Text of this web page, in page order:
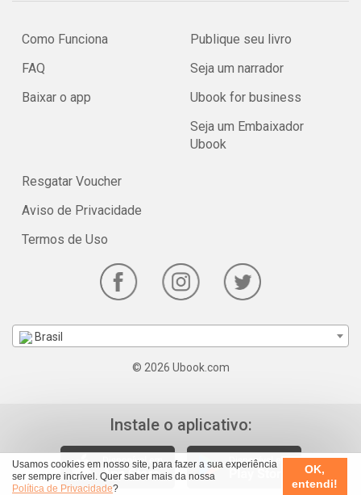
Usamos cookies em nosso site, para fazer a sua experiência
ser sempre incrível. Quer saber mais da nossa
Política de Privacidade?
OK,
entendi!
Como Funciona
FAQ
Baixar o app
Publique seu livro
Seja um narrador
Ubook for business
Seja um Embaixador
Ubook
Resgatar Voucher
Aviso de Privacidade
Termos de Uso
Brasil
© 2026 Ubook.com
Instale o aplicativo: